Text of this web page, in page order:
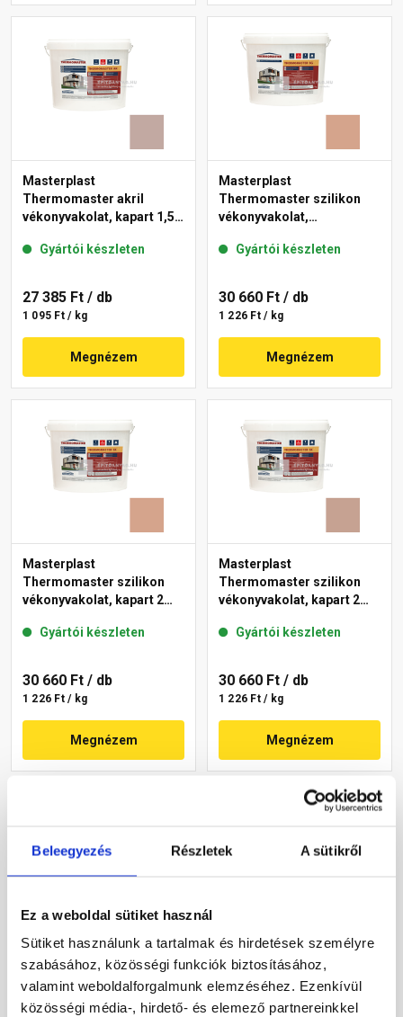
Beleegyezés Részletek A sütikről
Ez a weboldal sütiket használ
Sütiket használunk a tartalmak és hirdetések személyre
szabásához, közösségi funkciók biztosításához,
valamint weboldalforgalmunk elemzéséhez. Ezenkívül
közösségi média-, hirdető- és elemező partnereinkkel
Masterplast
Thermomaster akril
vékonyvakolat, kapart 1,5
Gyártói készleten
27 385 Ft / db
1 095 Ft / kg
Megnézem
Masterplast
Thermomaster szilikon
vékonyvakolat,
12-C 25 kg
Gyártói készleten
30 660 Ft / db
1 226 Ft / kg
Megnézem
Masterplast
Thermomaster szilikon
vékonyvakolat, kapart 2
Gyártói készleten
30 660 Ft / db
1 226 Ft / kg
Megnézem
Masterplast
Thermomaster szilikon
vékonyvakolat, kapart 2
Gyártói készleten
30 660 Ft / db
1 226 Ft / kg
Megnézem
Masterplast
Thermomaster akril
vékonyvakolat, kapart 2
mm 09-D 25 kg
Masterplast
Thermomaster szilikon
vékonyvakolat,
gördülőszemcsés 2 mm